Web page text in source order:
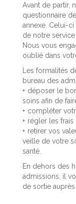
Avant de partir,
questionnaire
annexe. Celui-
de notre service
Nous vous
oublié dans
Les formalités
bureau des
déposer le
soins afin de
compléter
régler les frais
retirer vos
veille de votre
santé.
En dehors des
admissions, il
de sortie